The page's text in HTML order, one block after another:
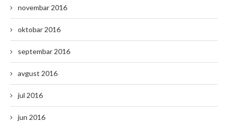
novembar 2016
oktobar 2016
septembar 2016
avgust 2016
jul 2016
jun 2016